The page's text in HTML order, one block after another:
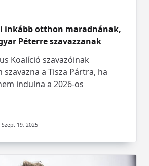
inkább otthon maradnának,
Péterre szavazzanak
Koalíció szavazóinak
a Tisza Pártra, ha
indulna a 2026-os
Szept 19, 2025